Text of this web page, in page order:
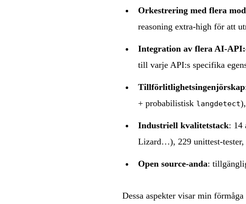
Orkestrering med flera
reasoning extra-high för att
Integration av flera AI-
till varje API:s specifika
Tillförlitlighetsingenjörskap
+ probabilistisk langdetect
Industriell kvalitetstack: 14
Lizard…), 229 unittest-tester,
Open source-anda:
Dessa aspekter visar min